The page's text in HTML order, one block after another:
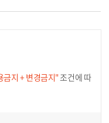
금지 + 변경금지"조건에 따